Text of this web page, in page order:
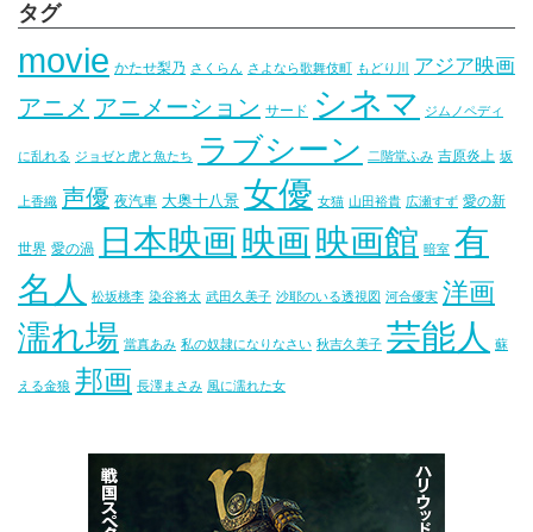
タグ
movie かたせ梨乃 さくらん さよなら歌舞伎町 もどり川 アジア映画
アニメ アニメーション サード シネマ ジムノペディ
に乱れる ジョゼと虎と魚たち ラブシーン 二階堂ふみ 吉原炎上 坂
上香織 声優 夜汽車 大奥十八景 女優 女猫 山田裕貴 広瀬すず 愛の新
世界 愛の渦 日本映画映画映画館 暗室 有
名人
松坂桃李 染谷将太 武田久美子 沙耶のいる透視図 河合優実 洋画
濡れ場 當真あみ 私の奴隷になりなさい 秋吉久美子 芸能人 蘇
える金狼 邦画 長澤まさみ 風に濡れた女